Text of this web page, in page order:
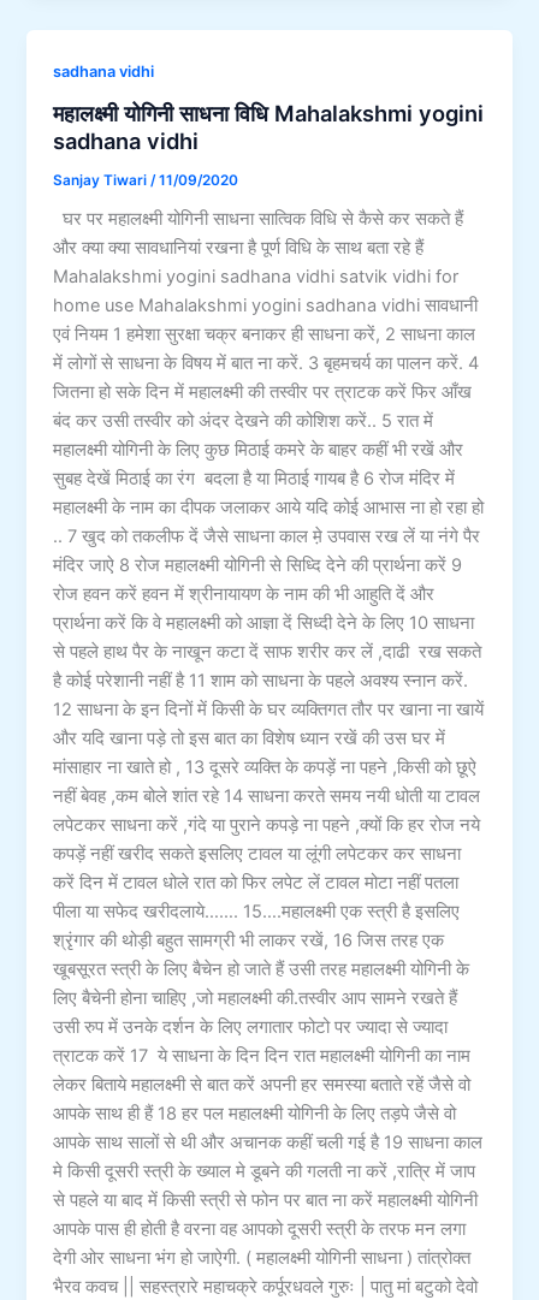
sadhana vidhi
महालक्ष्मी योगिनी साधना विधि Mahalakshmi yogini
sadhana vidhi
Sanjay Tiwari /11/09/2020
घर पर महालक्ष्मी योगिनी साधना सात्विक विधि से कैसे कर सकते हैं
और क्या क्या सावधानियां रखना है पूर्ण विधि के साथ बता रहे हैं
Mahalakshmi yogini sadhana vidhi satvik vidhi for
home use Mahalakshmi yogini sadhana vidhi सावधानी
एवं नियम 1 हमेशा सुरक्षा चक्र बनाकर ही साधना करें, 2 साधना काल
में लोगों से साधना के विषय में बात ना करें. 3 बृहमचर्य का पालन करें. 4
जितना हो सके दिन में महालक्ष्मी की तस्वीर पर त्राटक करें फिर आँख
बंद कर उसी तस्वीर को अंदर देखने की कोशिश करें.. 5 रात में
महालक्ष्मी योगिनी के लिए कुछ मिठाई कमरे के बाहर कहीं भी रखें और
सुबह देखें मिठाई का रंग बदला है या मिठाई गायब है 6 रोज मंदिर में
महालक्ष्मी के नाम का दीपक जलाकर आये यदि कोई आभास ना हो रहा हो
.. 7 खुद को तकलीफ दें जैसे साधना काल म़े उपवास रख लें या नंगे पैर
मंदिर जाऐ 8 रोज महालक्ष्मी योगिनी से सिध्दि देने की प्रार्थना करें 9
रोज हवन करें हवन में श्रीनायायण के नाम की भी आहुति दें और
प्रार्थना करें कि वे महालक्ष्मी को आज्ञा दें सिध्दी देने के लिए 10 साधना
से पहले हाथ पैर के नाखून कटा दें साफ शरीर कर लें ,दाढी रख सकते
है कोई परेशानी नहीं है 11 शाम को साधना के पहले अवश्य स्नान करें.
12 साधना के इन दिनों में किसी के घर व्यक्तिगत तौर पर खाना ना खायें
और यदि खाना पड़े तो इस बात का विशेष ध्यान रखें की उस घर में
मांसाहार ना खाते हो , 13 दूसरे व्यक्ति के कपड़ें ना पहने ,किसी को छूऐ
नहीं बेवह ,कम बोले शांत रहे 14 साधना करते समय नयी धोती या टावल
लपेटकर साधना करें ,गंदे या पुराने कपड़े ना पहने ,क्यों कि हर रोज नये
कपड़ें नहीं खरीद सकते इसलिए टावल या लूंगी लपेटकर कर साधना
करें दिन में टावल धोले रात को फिर लपेट लें टावल मोटा नहीं पतला
पीला या सफेद खरीदलाये……. 15….महालक्ष्मी एक स्त्री है इसलिए
श्रृंगार की थोड़ी बहुत सामग्री भी लाकर रखें, 16 जिस तरह एक
खूबसूरत स्त्री के लिए बैचेन हो जाते हैं उसी तरह महालक्ष्मी योगिनी के
लिए बैचेनी होना चाहिए ,जो महालक्ष्मी की.तस्वीर आप सामने रखते हैं
उसी रुप में उनके दर्शन के लिए लगातार फोटो पर ज्यादा से ज्यादा
त्राटक करें 17 ये साधना के दिन दिन रात महालक्ष्मी योगिनी का नाम
लेकर बिताये महालक्ष्मी से बात करें अपनी हर समस्या बताते रहें जैसे वो
आपके साथ ही हैं 18 हर पल महालक्ष्मी योगिनी के लिए तड़पे जैसे वो
आपके साथ सालों से थी और अचानक कहीं चली गई है 19 साधना काल
मे किसी दूसरी स्त्री के ख्याल मे डूबने की गलती ना करें ,रात्रि में जाप
से पहले या बाद में किसी स्त्री से फोन पर बात ना करें महालक्ष्मी योगिनी
आपके पास ही होती है वरना वह आपको दूसरी स्त्री के तरफ मन लगा
देगी ओर साधना भंग हो जाऐगी. ( महालक्ष्मी योगिनी साधना ) तांत्रोक्त
भैरव कवच || सहस्त्रारे महाचक्रे कर्पूरधवले गुरुः | पातु मां बटुको देवो